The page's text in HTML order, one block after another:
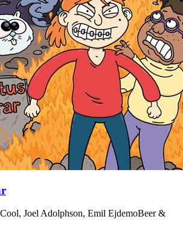
Joel Adolphson, Emil EjdemoBeer &